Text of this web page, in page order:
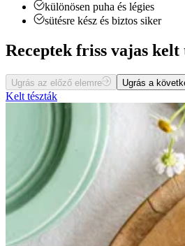
különösen puha és légies
sütésre kész és biztos siker
Receptek friss vajas kelt
Ugrás az előző elemre Ugrás a
Kelt tészták